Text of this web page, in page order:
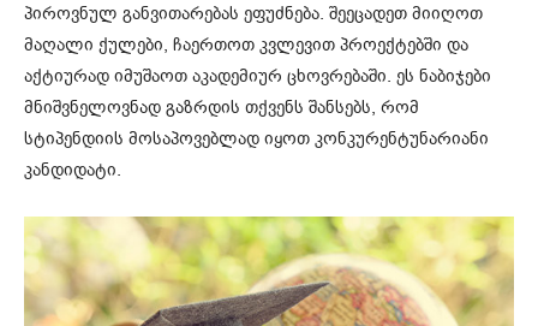
პიროვნულ განვითარებას ეფუძნება. შეეცადეთ მიიღოთ
მაღალი ქულები, ჩაერთოთ კვლევით პროექტებში და
აქტიურად იმუშაოთ აკადემიურ ცხოვრებაში. ეს ნაბიჯები
მნიშვნელოვნად გაზრდის თქვენს შანსებს, რომ
სტიპენდიის მოსაპოვებლად იყოთ კონკურენტუნარიანი
კანდიდატი.